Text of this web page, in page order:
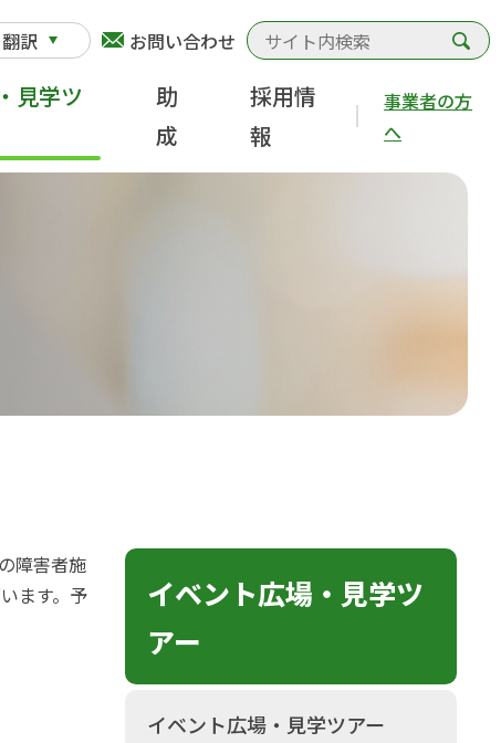
翻訳 お問い合わせ
見学ツ
助
成
採用情
報
事業者の方
へ
障害者施
ます。予
イベント広場・見学ツ
アー
イベント広場・見学ツアー